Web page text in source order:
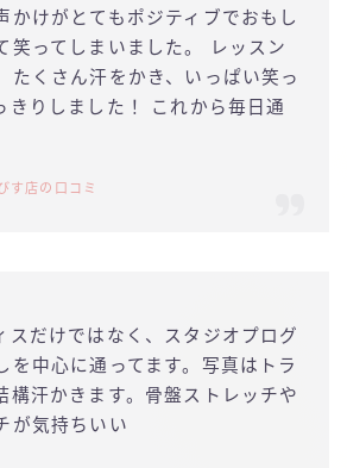
かけがとてもポジティブでおもし
笑ってしまいました。 レッスン
たくさん汗をかき、いっぱい笑っ
きりしました！ これから毎日通
す店の口コミ
スだけではなく、スタジオプログ
を中心に通ってます。写真はトラ
構汗かきます。骨盤ストレッチや
が気持ちいい